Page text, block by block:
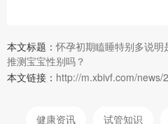
本文标题：怀孕初期瞌睡特别多说
推测宝宝性别吗？
本文链接： http://m.xbivf.com/news/
健康资讯 试管知识